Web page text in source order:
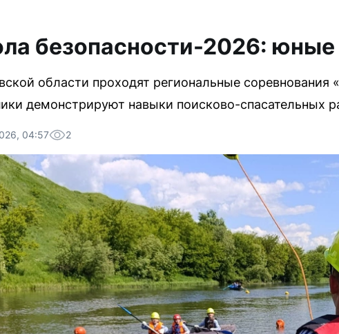
безопасности-2026:
области проходят региональные соревнования
демонстрируют навыки поисково-спасательных
04:57 2